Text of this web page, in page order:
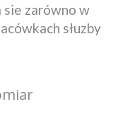
sie zarówno w
słuzby